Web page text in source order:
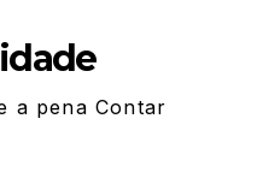
a pena Contar